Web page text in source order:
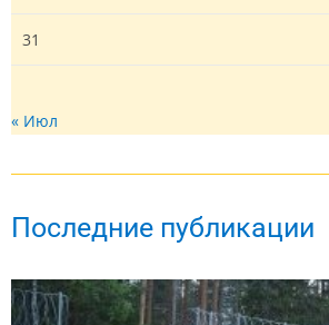
31
« Июл
Последние публикации